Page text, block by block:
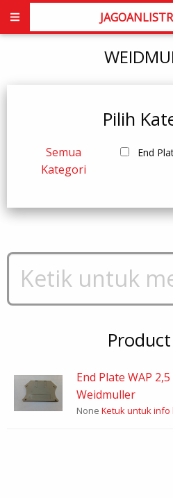
Pilih
Semua
Kategori
End
End Plate WAP 2,5
Weidmuller
None Ketuk untuk info